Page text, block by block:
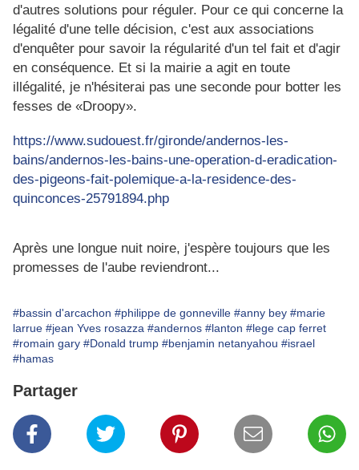
d'autres solutions pour réguler. Pour ce qui concerne la
légalité d'une telle décision, c'est aux associations
d'enquêter pour savoir la régularité d'un tel fait et d'agir
en conséquence. Et si la mairie a agit en toute
illégalité, je n'hésiterai pas une seconde pour botter les
fesses de «Droopy».
https://www.sudouest.fr/gironde/andernos-les-
bains/andernos-les-bains-une-operation-d-eradication-
des-pigeons-fait-polemique-a-la-residence-des-
quinconces-25791894.php
Après une longue nuit noire, j'espère toujours que les
promesses de l'aube reviendront...
#bassin d'arcachon #philippe de gonneville #anny bey #marie
larrue #jean Yves rosazza #andernos #lanton #lege cap ferret
#romain gary #Donald trump #benjamin netanyahou #israel
#hamas
Partager